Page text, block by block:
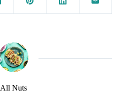
All Nuts